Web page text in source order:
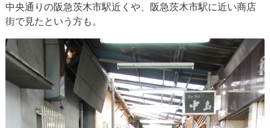
中央通りの阪急茨木市駅近くや、阪急茨木市駅に近い商店
街で見たという方も。